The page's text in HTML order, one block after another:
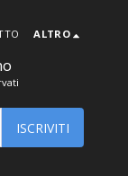
ALTRO
ISCRIVITI